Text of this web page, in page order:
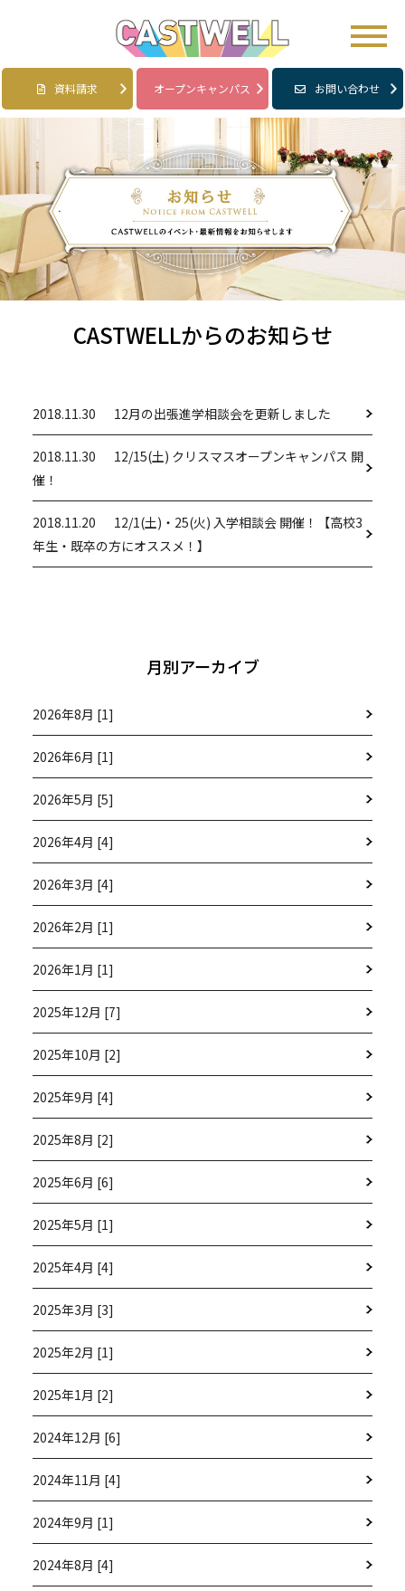
資料請求 オープンキャンパス お問い合わせ
CASTWELLからのお知らせ
2018.11.30 12月の出張進学相談会を更新しました
2018.11.30
12/15(土) クリスマスオープンキャンパス 開
催！
2018.11.20
12/1(土)・25(火) 入学相談会 開催！【高校3
年生・既卒の方にオススメ！】
月別アーカイブ
2026年8月 [1]
2026年6月 [1]
2026年5月 [5]
2026年4月 [4]
2026年3月 [4]
2026年2月 [1]
2026年1月 [1]
2025年12月 [7]
2025年10月 [2]
2025年9月 [4]
2025年8月 [2]
2025年6月 [6]
2025年5月 [1]
2025年4月 [4]
2025年3月 [3]
2025年2月 [1]
2025年1月 [2]
2024年12月 [6]
2024年11月 [4]
2024年9月 [1]
2024年8月 [4]